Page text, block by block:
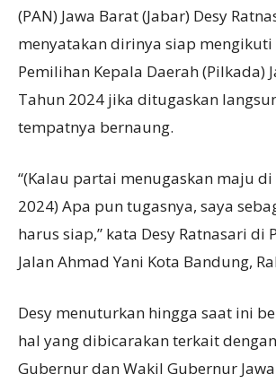
(PAN) Jawa Barat (Jabar) Desy
menyatakan dirinya siap mengikuti
Pemilihan Kepala Daerah (Pilkada)
Tahun 2024 jika ditugaskan
tempatnya bernaung.
“(Kalau partai menugaskan maju
2024) Apa pun tugasnya, saya
harus siap,” kata Desy Ratnasari di
Jalan Ahmad Yani Kota Bandung,
Desy menuturkan hingga saat ini
hal yang dibicarakan terkait
Gubernur dan Wakil Gubernur